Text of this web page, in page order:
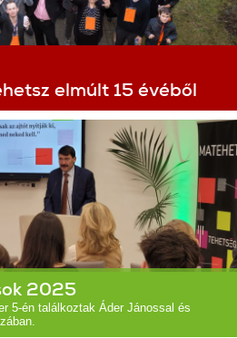
elmúlt 15 évéből
2025
5-én találkoztak Áder Jánossal és